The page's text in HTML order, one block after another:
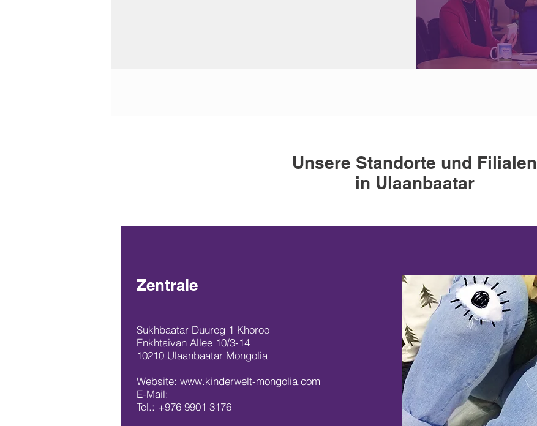
Unsere Standorte und Filialen
in Ulaanbaatar
Zentrale
Sukhbaatar Duureg 1 Khoroo
Enkhtaivan Allee 10/3-14
10210 Ulaanbaatar Mongolia
Website: www.kinderwelt-mongolia.com
E-Mail:
Tel.: +976 9901 3176